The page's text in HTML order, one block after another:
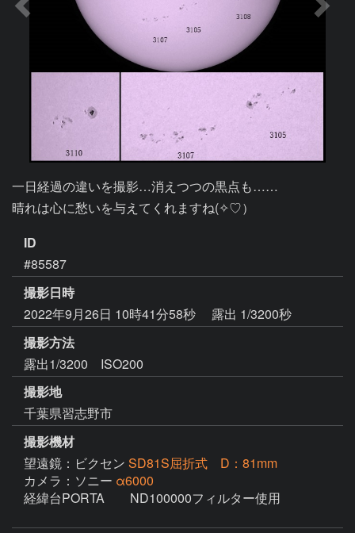
一日経過の違いを撮影…消えつつの黒点も……
晴れは心に愁いを与えてくれますね(✧♡）
ID
#85587
撮影日時
2022年9月26日 10時41分58秒
露出 1/3200秒
撮影方法
露出1/3200 ISO200
撮影地
千葉県習志野市
撮影機材
望遠鏡：ビクセン SD81S屈折式 D：81mm
カメラ：ソニー α6000
経緯台PORTA　　ND100000フィルター使用